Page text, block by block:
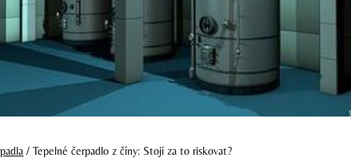
/ Tepelné čerpadlo z číny: Stojí za to riskovat?